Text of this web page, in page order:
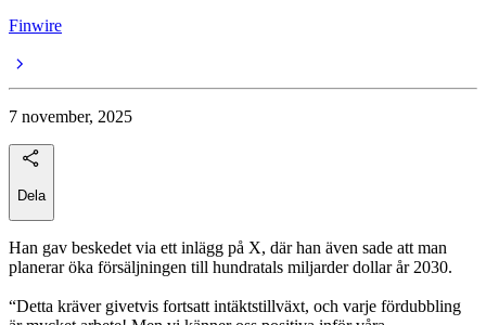
Finwire
7 november, 2025
Dela
Han gav beskedet via ett inlägg på X, där han även sade att man
planerar öka försäljningen till hundratals miljarder dollar år 2030.
“Detta kräver givetvis fortsatt intäktstillväxt, och varje fördubbling